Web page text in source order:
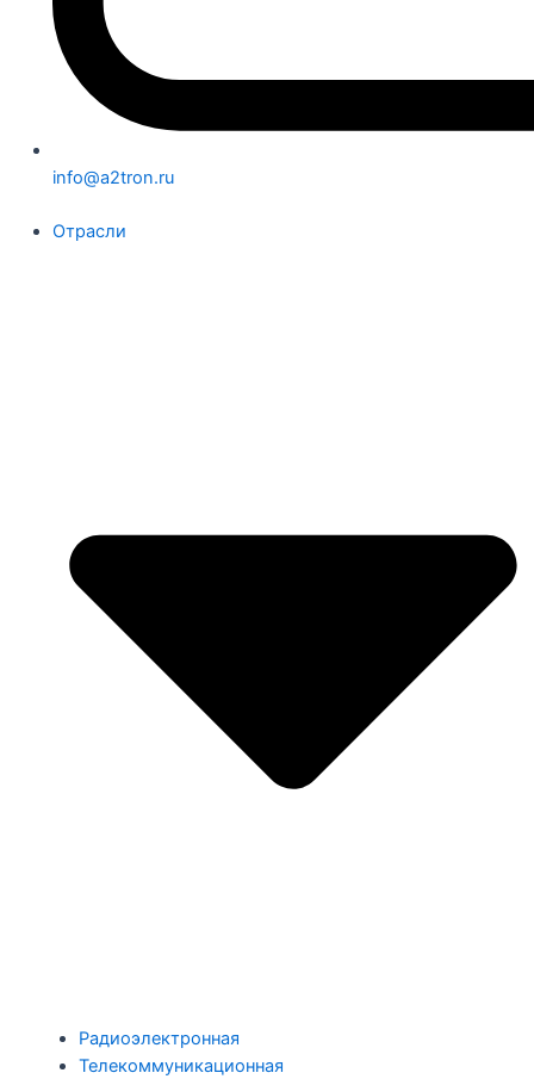
info@a2tron.ru
Отрасли
Радиоэлектронная
Телекоммуникационная